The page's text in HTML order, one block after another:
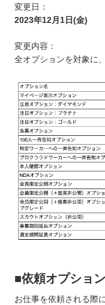
変更日：
2023年12月1日(金)
変更内容：
全オプションを対象に
■依頼オプショ
お仕事を依頼される際